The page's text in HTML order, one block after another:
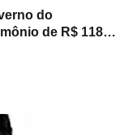
do
de R$ 118